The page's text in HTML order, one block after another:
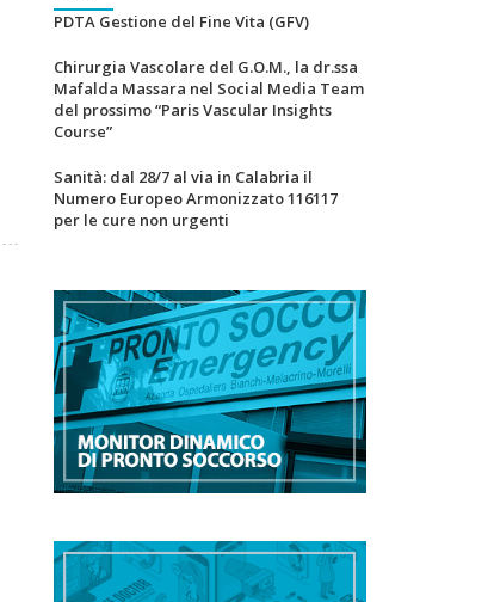
PDTA Gestione del Fine Vita (GFV)
Chirurgia Vascolare del G.O.M., la dr.ssa
Mafalda Massara nel Social Media Team
del prossimo “Paris Vascular Insights
Course”
Sanità: dal 28/7 al via in Calabria il
Numero Europeo Armonizzato 116117
per le cure non urgenti